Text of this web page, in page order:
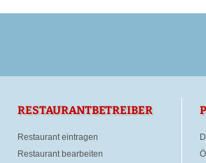
RESTAURANTBETREIBER
Restaurant eintragen
Restaurant bearbeiten